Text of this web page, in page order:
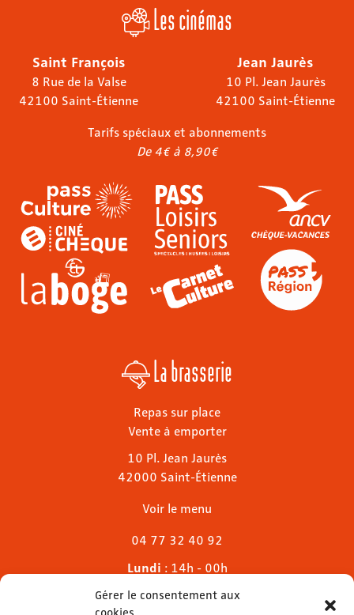
Gérer le consentement aux
cookies
Les cinémas
Saint François
8 Rue de la Valse
42100 Saint-Étienne
Jean Jaurès
10 Pl. Jean Jaurès
42100 Saint-Étienne
Tarifs spéciaux et abonnements
De 4€ à 8,90€
La brasserie
Repas sur place
Vente à emporter
10 Pl. Jean Jaurès
42000 Saint-Étienne
Voir le menu
04 77 32 40 92
Lundi : 14h - 00h
Mardi & mercredi
Jeudi